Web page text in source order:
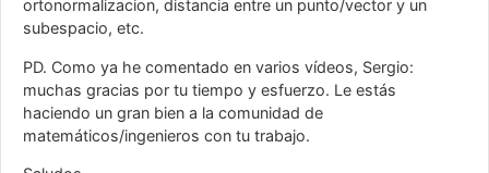
ortonormalizacion, distancia entre un punto/vector y un
subespacio, etc.
PD. Como ya he comentado en varios vídeos, Sergio:
muchas gracias por tu tiempo y esfuerzo. Le estás
haciendo un gran bien a la comunidad de
matemáticos/ingenieros con tu trabajo.